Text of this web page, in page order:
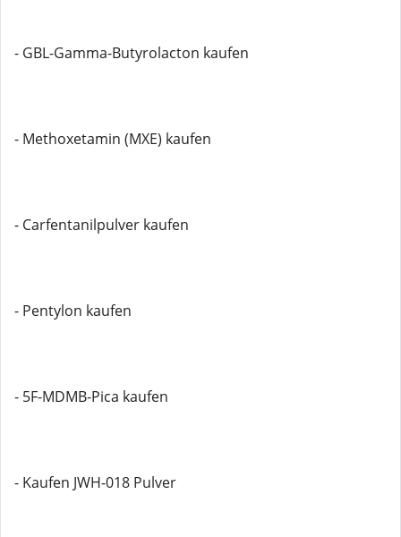
- GBL-Gamma-Butyrolacton kaufen
- Methoxetamin (MXE) kaufen
- Carfentanilpulver kaufen
- Pentylon kaufen
- 5F-MDMB-Pica kaufen
- Kaufen JWH-018 Pulver